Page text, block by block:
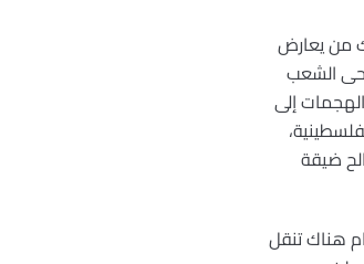
من يعارض
الشعب
إلى
ضيقة
هناك تنقل